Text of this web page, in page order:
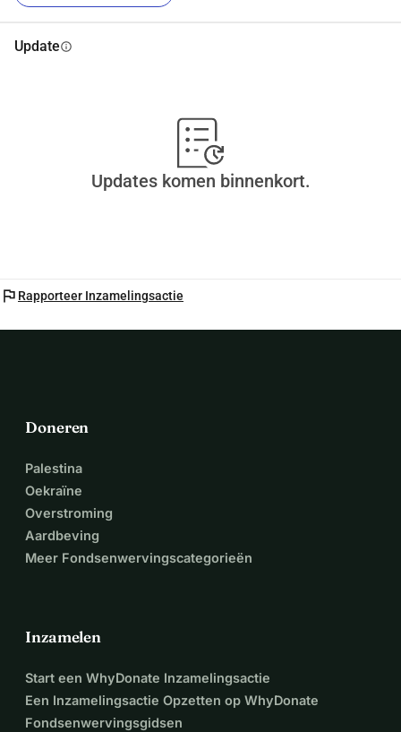
Updateinfo
Updates komen binnenkort.
flag Rapporteer Inzamelingsactie
Doneren
Palestina
Oekraïne
Overstroming
Aardbeving
Meer Fondsenwervingscategorieën
Inzamelen
Start een WhyDonate Inzamelingsactie
Een Inzamelingsactie Opzetten op WhyDonate
Fondsenwervingsgidsen